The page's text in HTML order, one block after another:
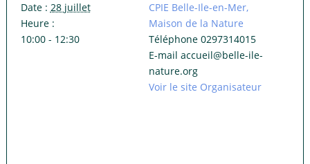
Date : 28 juillet
Heure :
10:00 - 12:30
CPIE Belle-Ile-en-Mer,
Maison de la Nature
Téléphone0297314015
E-mailaccueil@belle-ile-
nature.org
Voir le site Organisateur